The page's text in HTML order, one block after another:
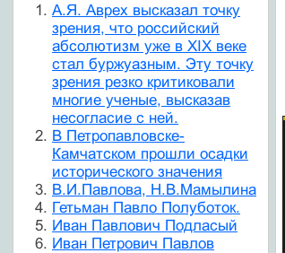
А.Я. Аврех высказал точку
зрения, что российский
абсолютизм уже в XIX веке
стал буржуазным. Эту точку
зрения резко критиковали
многие ученые, высказав
несогласие с ней.
В Петропавловске-
Камчатском прошли осадки
исторического значения
В.И.Павлова, Н.В.Мамылина
Гетьман Павло Полуботок.
Иван Павлович Подласый
Иван Петрович Павлов